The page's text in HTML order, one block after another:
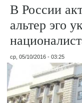
В России
альтер эго
ср, 05/10/2016 - 03:25